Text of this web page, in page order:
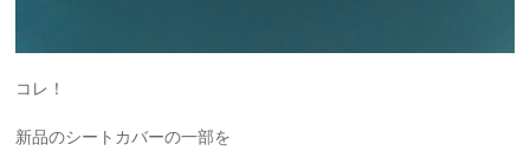
コレ！
新品のシートカバーの一部を